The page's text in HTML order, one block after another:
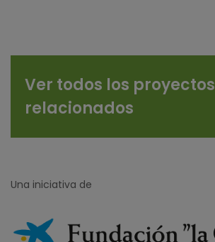
Ver todos los proyectos
relacionados
Una iniciativa de